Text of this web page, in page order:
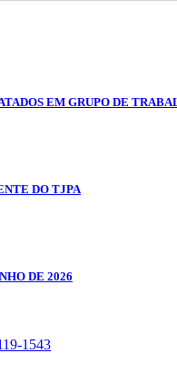
EM GRUPO DE
DO TJPA
DE 2026
1543